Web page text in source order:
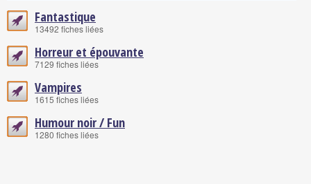
Fantastique
13492 fiches liées
Horreur et épouvante
7129 fiches liées
Vampires
1615 fiches liées
Humour noir / Fun
1280 fiches liées